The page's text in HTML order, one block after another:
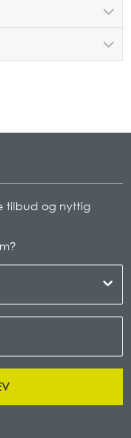
tilbud og nyttig
?